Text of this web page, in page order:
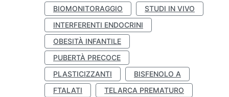
BIOMONITORAGGIO
STUDI IN VIVO
INTERFERENTI ENDOCRINI
OBESITÀ INFANTILE
PUBERTÀ PRECOCE
PLASTICIZZANTI
BISFENOLO A
FTALATI
TELARCA PREMATURO